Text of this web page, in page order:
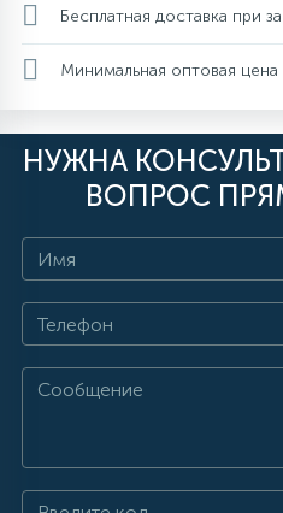
Бесплатная доставка при
Минимальная оптовая
НУЖНА
ВОПРОС